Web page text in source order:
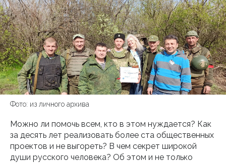
Фото: из личного архива
Можно ли помочь всем, кто в этом нуждается? Как
за десять лет реализовать более ста общественных
проектов и не выгореть? В чем секрет широкой
души русского человека? Об этом и не только